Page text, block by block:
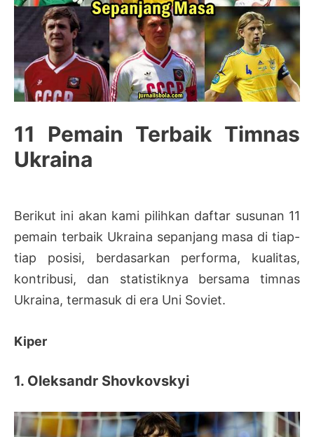
11 Pemain Terbaik Timnas
Ukraina
Berikut ini akan kami pilihkan daftar susunan 11
pemain terbaik Ukraina sepanjang masa di tiap-
tiap posisi, berdasarkan performa, kualitas,
kontribusi, dan statistiknya bersama timnas
Ukraina, termasuk di era Uni Soviet.
Kiper
1. Oleksandr Shovkovskyi